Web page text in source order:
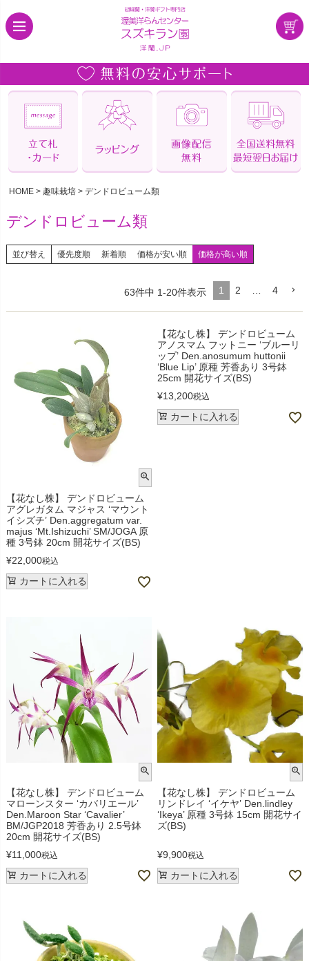
HOME 趣味栽培 デンドロビューム類
デンドロビューム類
並び替え 優先度順 新着順 価格が安い順 価格が高い順
63件中 1-20件表示 1 2 4
【花なし株】 デンドロビューム
アグレガタム マジャス ‘マウント
イシズチ’ Den.aggregatum var.
majus ‘Mt.Ishizuchi’ SM/JOGA 原
種 3号鉢 20cm 開花サイズ(BS)
¥22,000税込
カートに入れる
【花なし株】 デンドロビューム
アノスマム フットニー ‘ブルーリ
ップ’ Den.anosumum huttonii
‘Blue Lip’ 原種 芳香あり 3号鉢
25cm 開花サイズ(BS)
¥13,200税込
カートに入れる
【花なし株】 デンドロビューム
マローンスター ‘カバリエール’
Den.Maroon Star ‘Cavalier’
BM/JGP2018 芳香あり 2.5号鉢
20cm 開花サイズ(BS)
¥11,000税込
カートに入れる
【花なし株】 デンドロビューム
リンドレイ ‘イケヤ’ Den.lindley
‘Ikeya’ 原種 3号鉢 15cm 開花サイ
ズ(BS)
¥9,900税込
カートに入れる